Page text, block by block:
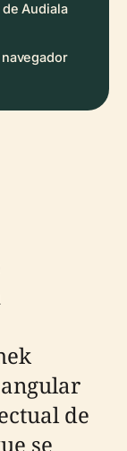
Audiala
de
se